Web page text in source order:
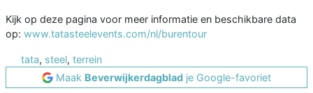
Kijk op deze pagina voor meer informatie en beschikbare data
op: www.tatasteelevents.com/nl/burentour
tata, steel, terrein
Maak Beverwijkerdagblad je Google-favoriet